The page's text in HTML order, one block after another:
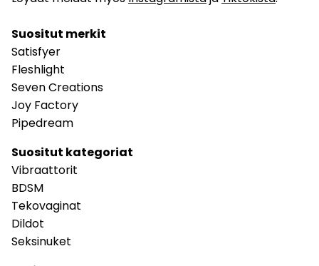
Suositut merkit
Satisfyer
Fleshlight
Seven Creations
Joy Factory
Pipedream
Suositut kategoriat
Vibraattorit
BDSM
Tekovaginat
Dildot
Seksinuket